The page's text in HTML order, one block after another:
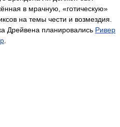
в мрачную, «готическую»
на темы чести и возмездия.
Дрейвена планировались Ривер
.